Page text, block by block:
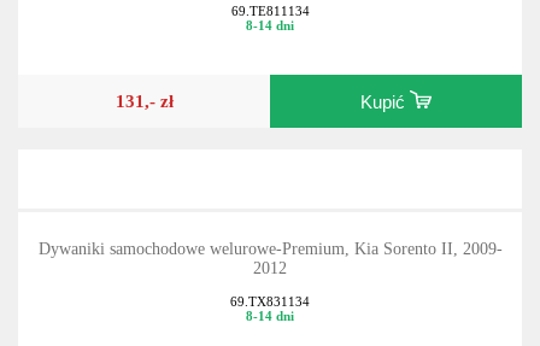
69.TE811134
8-14 dni
131,- zł Kupić
Dywaniki samochodowe welurowe-Premium, Kia Sorento II, 2009-
2012
69.TX831134
8-14 dni